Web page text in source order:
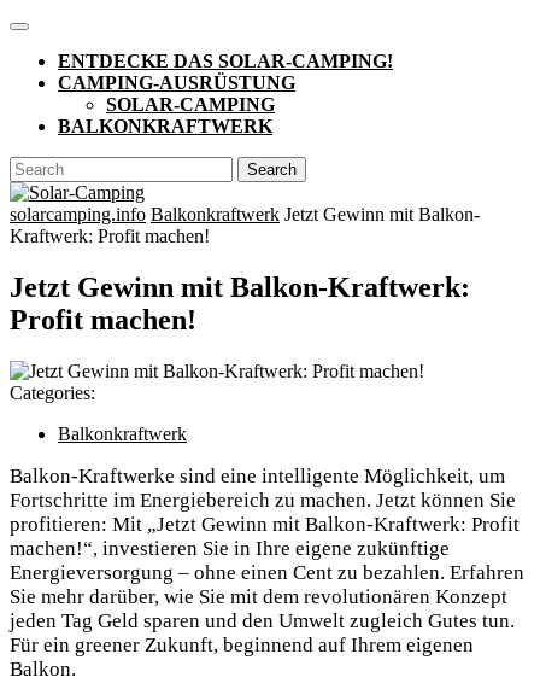
Skip
content
Open
ButtonENTDECKE DAS SOLAR-CAMPING!
CAMPING-AUSRÜSTUNG
SOLAR-CAMPING
BALKONKRAFTWERK
CLOSE
BUTTON
Search
for:
solarcamping.info Balkonkraftwerk Jetzt Gewinn mit Balkon-
Kraftwerk: Profit machen!
Jetzt Gewinn mit Balkon-Kraftwerk:
Profit machen!
Categories:
Balkonkraftwerk
Balkon-Kraftwerke sind eine intelligente Möglichkeit, um
Fortschritte im Energiebereich zu machen. Jetzt können Sie
profitieren: Mit „Jetzt Gewinn mit Balkon-Kraftwerk: Profit
machen!“, investieren Sie in Ihre eigene zukünftige
Energieversorgung – ohne einen Cent zu bezahlen. Erfahren
Sie mehr darüber, wie Sie mit dem revolutionären Konzept
jeden Tag Geld sparen und den Umwelt zugleich Gutes tun.
Für ein greener Zukunft, beginnend auf Ihrem eigenen
Balkon.